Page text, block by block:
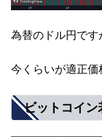
為替のドル円です
今くらいが適正
ビットコイン